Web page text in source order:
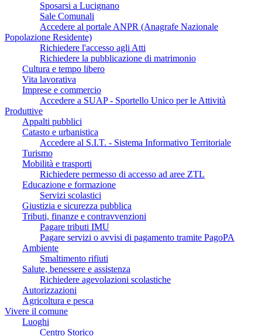
Sposarsi a Lucignano
Sale Comunali
Accedere al portale ANPR (Anagrafe Nazionale
Popolazione Residente)
Richiedere l'accesso agli Atti
Richiedere la pubblicazione di matrimonio
Cultura e tempo libero
Vita lavorativa
Imprese e commercio
Accedere a SUAP - Sportello Unico per le Attività
Produttive
Appalti pubblici
Catasto e urbanistica
Accedere al S.I.T. - Sistema Informativo Territoriale
Turismo
Mobilità e trasporti
Richiedere permesso di accesso ad aree ZTL
Educazione e formazione
Servizi scolastici
Giustizia e sicurezza pubblica
Tributi, finanze e contravvenzioni
Pagare tributi IMU
Pagare servizi o avvisi di pagamento tramite PagoPA
Ambiente
Smaltimento rifiuti
Salute, benessere e assistenza
Richiedere agevolazioni scolastiche
Autorizzazioni
Agricoltura e pesca
Vivere il comune
Luoghi
Centro Storico